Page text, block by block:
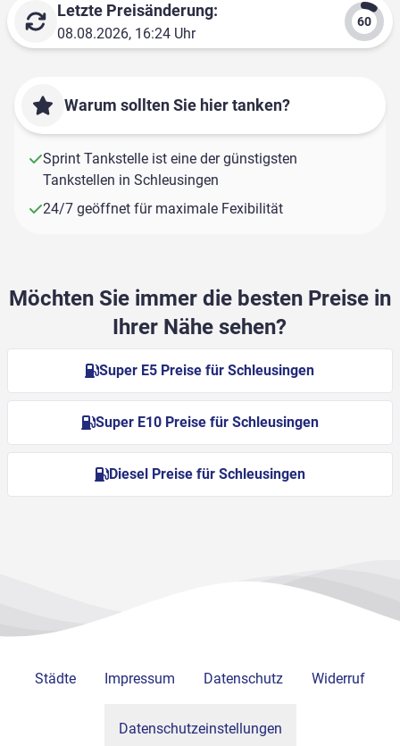
Letzte Preisänderung:
08.08.2026, 16:24 Uhr
Warum sollten Sie hier tanken?
Sprint Tankstelle ist eine der günstigsten
Tankstellen in Schleusingen
24/7 geöffnet für maximale Fexibilität
Möchten Sie immer die besten Preise in
Ihrer Nähe sehen?
Super E5 Preise für Schleusingen
Super E10 Preise für Schleusingen
Diesel Preise für Schleusingen
Städte Impressum Datenschutz Widerruf
Datenschutzeinstellungen